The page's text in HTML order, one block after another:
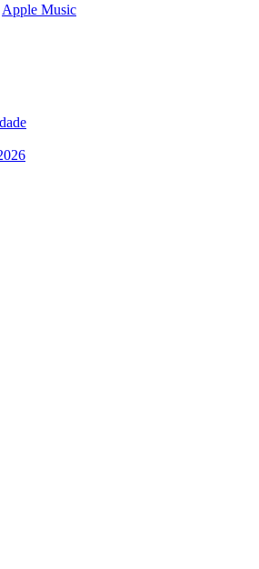
Apple Music